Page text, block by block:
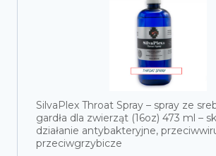
SilvaPlex Throat Spray – spray ze
gardła dla zwierząt (16oz) 473 ml –
działanie antybakteryjne,
przeciwgrzybicze